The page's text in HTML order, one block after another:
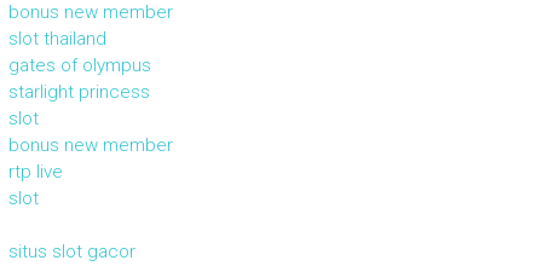
bonus new member
slot thailand
gates of olympus
starlight princess
slot
bonus new member
rtp live
slot
situs slot gacor